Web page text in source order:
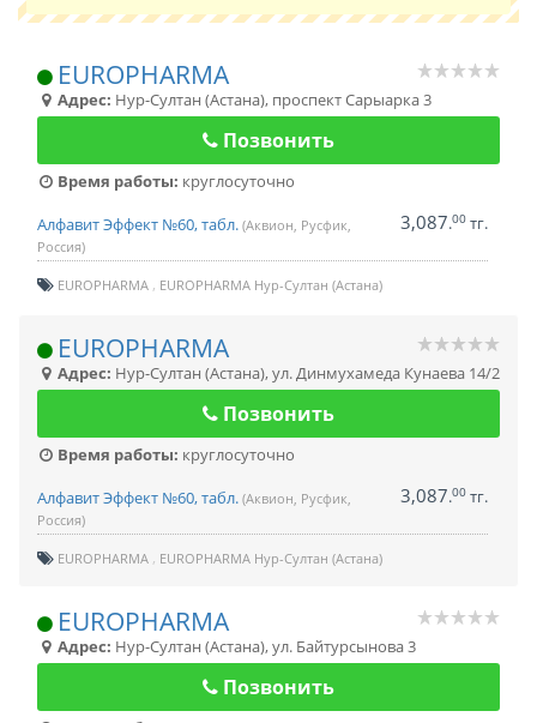
EUROPHARMA
Адрес: Нур-Султан (Астана), проспект Сарыарка 3
Позвонить
Время работы: круглосуточно
Алфавит Эффект №60, табл. (Аквион, Русфик,
Россия)
3,087.00 тг.
EUROPHARMA EUROPHARMA Нур-Султан (Астана)
EUROPHARMA
Адрес: Нур-Султан (Астана),ул. Динмухамеда Кунаева 14/2
Позвонить
Время работы: круглосуточно
Алфавит Эффект №60, табл. (Аквион, Русфик,
Россия)
3,087.00 тг.
EUROPHARMA EUROPHARMA Нур-Султан (Астана)
EUROPHARMA
Адрес: Нур-Султан (Астана),ул. Байтурсынова 3
Позвонить